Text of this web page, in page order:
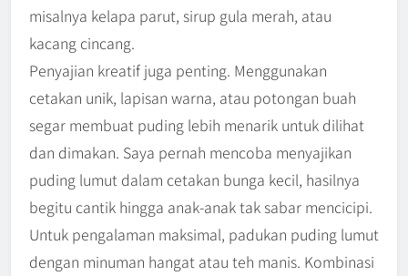
misalnya kelapa parut, sirup gula merah, atau
kacang cincang.
Penyajian kreatif juga penting. Menggunakan
cetakan unik, lapisan warna, atau potongan buah
segar membuat puding lebih menarik untuk dilihat
dan dimakan. Saya pernah mencoba menyajikan
puding lumut dalam cetakan bunga kecil, hasilnya
begitu cantik hingga anak-anak tak sabar mencicipi.
Untuk pengalaman maksimal, padukan puding lumut
dengan minuman hangat atau teh manis. Kombinasi